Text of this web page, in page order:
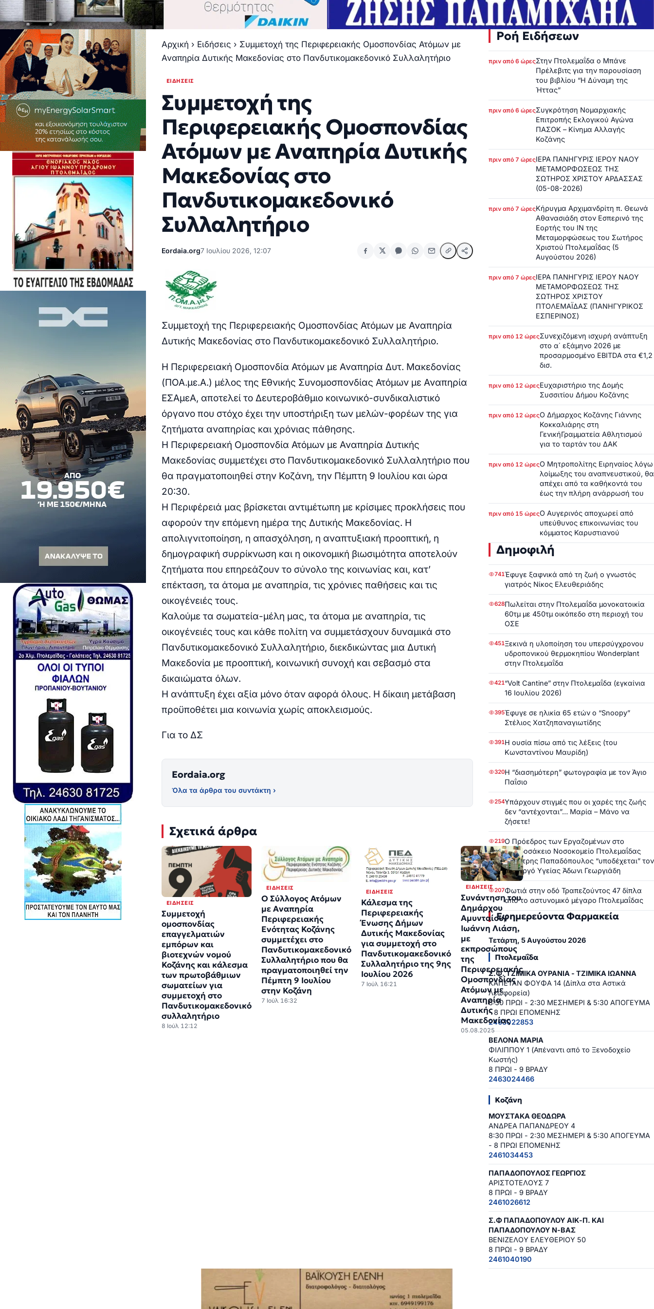
Αρχική › Ειδήσεις › Συμμετοχή της Περιφερειακής Ομοσπονδίας Ατόμων με
Αναπηρία Δυτικής Μακεδονίας στο Πανδυτικομακεδονικό Συλλαλητήριο
ΕΙΔΉΣΕΙΣ
Συμμετοχή της
Περιφερειακής Ομοσπονδίας
Ατόμων με Αναπηρία Δυτικής
Μακεδονίας στο
Πανδυτικομακεδονικό
Συλλαλητήριο
Eordaia.org7 Ιουλίου 2026, 12:07
Συμμετοχή της Περιφερειακής Ομοσπονδίας Ατόμων με Αναπηρία
Δυτικής Μακεδονίας στο Πανδυτικομακεδονικό Συλλαλητήριο.
Η Περιφερειακή Ομοσπονδία Ατόμων με Αναπηρία Δυτ. Μακεδονίας
(ΠΟΑ.με.Α.) μέλος της Εθνικής Συνομοσπονδίας Ατόμων με Αναπηρία
ΕΣΑμεΑ, αποτελεί το Δευτεροβάθμιο κοινωνικό-συνδικαλιστικό
όργανο που στόχο έχει την υποστήριξη των μελών-φορέων της για
ζητήματα αναπηρίας και χρόνιας πάθησης.
Η Περιφερειακή Ομοσπονδία Ατόμων με Αναπηρία Δυτικής
Μακεδονίας συμμετέχει στο Πανδυτικομακεδονικό Συλλαλητήριο που
θα πραγματοποιηθεί στην Κοζάνη, την Πέμπτη 9 Ιουλίου και ώρα
20:30.
Η Περιφέρειά μας βρίσκεται αντιμέτωπη με κρίσιμες προκλήσεις που
αφορούν την επόμενη ημέρα της Δυτικής Μακεδονίας. Η
απολιγνιτοποίηση, η απασχόληση, η αναπτυξιακή προοπτική, η
δημογραφική συρρίκνωση και η οικονομική βιωσιμότητα αποτελούν
ζητήματα που επηρεάζουν το σύνολο της κοινωνίας και, κατ’
επέκταση, τα άτομα με αναπηρία, τις χρόνιες παθήσεις και τις
οικογένειές τους.
Καλούμε τα σωματεία-μέλη μας, τα άτομα με αναπηρία, τις
οικογένειές τους και κάθε πολίτη να συμμετάσχουν δυναμικά στο
Πανδυτικομακεδονικό Συλλαλητήριο, διεκδικώντας μια Δυτική
Μακεδονία με προοπτική, κοινωνική συνοχή και σεβασμό στα
δικαιώματα όλων.
Η ανάπτυξη έχει αξία μόνο όταν αφορά όλους. Η δίκαιη μετάβαση
προϋποθέτει μια κοινωνία χωρίς αποκλεισμούς.
Για το ΔΣ
Eordaia.org
Όλα τα άρθρα του συντάκτη ›
Σχετικά άρθρα
ΕΙΔΉΣΕΙΣ
Συμμετοχή
ομοσπονδίας
επαγγελματιών
εμπόρων και
βιοτεχνών νομού
Κοζάνης και κάλεσμα
των πρωτοβάθμιων
σωματείων για
συμμετοχή στο
Πανδυτικομακεδονικό
συλλαλητήριο
8 Ιούλ 12:12
ΕΙΔΉΣΕΙΣ
Ο Σύλλογος Ατόμων
με Αναπηρία
Περιφερειακής
Ενότητας Κοζάνης
συμμετέχει στο
Πανδυτικομακεδονικό
Συλλαλητήριο που θα
πραγματοποιηθεί την
Πέμπτη 9 Ιουλίου
στην Κοζάνη
7 Ιούλ 16:32
ΕΙΔΉΣΕΙΣ
Κάλεσμα της
Περιφερειακής
Ένωσης Δήμων
Δυτικής Μακεδονίας
για συμμετοχή στο
Πανδυτικομακεδονικό
Συλλαλητήριο της 9ης
Ιουλίου 2026
7 Ιούλ 16:21
ΕΙΔΉΣΕΙΣ
Συνάντηση του
Δημάρχου
Αμυνταίου,
Ιωάννη Λιάση,
με
εκπροσώπους
της
Περιφερειακής
Ομοσπονδίας
Ατόμων με
Αναπηρία
Δυτικής
Μακεδονίας
05.08.2025
Ροή Ειδήσεων
πριν από 6 ώρεςΣτην Πτολεμαΐδα ο Μπάνε
Πρέλεβιτς για την παρουσίαση
του βιβλίου “Η Δύναμη της
Ήττας”
πριν από 6 ώρεςΣυγκρότηση Νομαρχιακής
Επιτροπής Εκλογικού Αγώνα
ΠΑΣΟΚ – Κίνημα Αλλαγής
Κοζάνης
πριν από 7 ώρεςΙΕΡΑ ΠΑΝΗΓΥΡΙΣ ΙΕΡΟΥ ΝΑΟΥ
ΜΕΤΑΜΟΡΦΩΣΕΩΣ ΤΗΣ
ΣΩΤΗΡΟΣ ΧΡΙΣΤΟΥ ΑΡΔΑΣΣΑΣ
(05-08-2026)
πριν από 7 ώρεςΚήρυγμα Αρχιμανδρίτη π. Θεωνά
Αθανασιάδη στον Εσπερινό της
Εορτής του ΙΝ της
Μεταμορφώσεως του Σωτήρος
Χριστού Πτολεμαΐδας (5
Αυγούστου 2026)
πριν από 7 ώρεςΙΕΡΑ ΠΑΝΗΓΥΡΙΣ ΙΕΡΟΥ ΝΑΟΥ
ΜΕΤΑΜΟΡΦΩΣΕΩΣ ΤΗΣ
ΣΩΤΗΡΟΣ ΧΡΙΣΤΟΥ
ΠΤΟΛΕΜΑΪΔΑΣ (ΠΑΝΗΓΥΡΙΚΟΣ
ΕΣΠΕΡΙΝΟΣ)
πριν από 12 ώρεςΣυνεχιζόμενη ισχυρή ανάπτυξη
στο α΄ εξάμηνο 2026 με
προσαρμοσμένο EBITDA στα €1,2
δισ.
πριν από 12 ώρεςΕυχαριστήριο της Δομής
Συσσιτίου Δήμου Κοζάνης
πριν από 12 ώρεςΟ Δήμαρχος Κοζάνης Γιάννης
Κοκκαλιάρης στη
ΓενικήΓραμματεία Αθλητισμού
για το ταρτάν του ΔΑΚ
πριν από 12 ώρεςΟ Μητροπολίτης Ειρηναίος λόγω
λοίμωξης του αναπνευστικού, θα
απέχει από τα καθήκοντά του
έως την πλήρη ανάρρωσή του
πριν από 15 ώρεςΟ Αυγερινός αποχωρεί από
υπεύθυνος επικοινωνίας του
κόμματος Καρυστιανού
Δημοφιλή
741Έφυγε ξαφνικά από τη ζωή ο γνωστός
γιατρός Νίκος Ελευθεριάδης
628Πωλείται στην Πτολεμαΐδα μονοκατοικία
60τμ με 450τμ οικόπεδο στη περιοχή του
ΟΣΕ
451Ξεκινά η υλοποίηση του υπερσύγχρονου
υδροπονικού θερμοκηπίου Wonderplant
στην Πτολεμαΐδα
421“Volt Cantine” στην Πτολεμαΐδα (εγκαίνια
16 Ιουλίου 2026)
395Έφυγε σε ηλικία 65 ετών ο “Snoopy”
Στέλιος Χατζηπαναγιωτίδης
391Η ουσία πίσω από τις λέξεις (του
Κωνσταντίνου Μαυρίδη)
320Η “διασημότερη” φωτογραφία με τον Άγιο
Παΐσιο
254Υπάρχουν στιγμές που οι χαρές της ζωής
δεν “αντέχονται”… Μαρία – Μάνο να
ζήσετε!
219Ο Πρόεδρος των Εργαζομένων στο
Μποδοσάκειο Νοσοκομείο Πτολεμαΐδας
Δημήτρης Παπαδόπουλος “υποδέχεται” τον
Υπουργό Υγείας Άδωνι Γεωργιάδη
207Φωτιά στην οδό Τραπεζούντος 47 δίπλα
από το αστυνομικό μέγαρο Πτολεμαΐδας
Εφημερεύοντα Φαρμακεία
Τετάρτη, 5 Αυγούστου 2026
Πτολεμαΐδα
Σ.Φ. ΤΖΙΜΙΚΑ ΟΥΡΑΝΙΑ - ΤΖΙΜΙΚΑ ΙΩΑΝΝΑ
ΚΑΠΕΤΑΝ ΦΟΥΦΑ 14 (Δίπλα στα Αστικά
Λεωφορεία)
8:30 ΠΡΩΙ - 2:30 ΜΕΣΗΜΕΡΙ & 5:30 ΑΠΟΓΕΥΜΑ
- 8 ΠΡΩΙ ΕΠΟΜΕΝΗΣ
2463022853
ΒΕΛΟΝΑ ΜΑΡΙΑ
ΦΙΛΙΠΠΟΥ 1 (Απέναντι από το Ξενοδοχείο
Κωστής)
8 ΠΡΩΙ - 9 ΒΡΑΔΥ
2463024466
Κοζάνη
ΜΟΥΣΤΑΚΑ ΘΕΟΔΩΡΑ
ΑΝΔΡΕΑ ΠΑΠΑΝΔΡΕΟΥ 4
8:30 ΠΡΩΙ - 2:30 ΜΕΣΗΜΕΡΙ & 5:30 ΑΠΟΓΕΥΜΑ
- 8 ΠΡΩΙ ΕΠΟΜΕΝΗΣ
2461034453
ΠΑΠΑΔΟΠΟΥΛΟΣ ΓΕΩΡΓΙΟΣ
ΑΡΙΣΤΟΤΕΛΟΥΣ 7
8 ΠΡΩΙ - 9 ΒΡΑΔΥ
2461026612
Σ.Φ ΠΑΠΑΔΟΠΟΥΛΟΥ ΑΙΚ-Π. ΚΑΙ
ΠΑΠΑΔΟΠΟΥΛΟΥ Ν-ΒΑΣ
ΒΕΝΙΖΕΛΟΥ ΕΛΕΥΘΕΡΙΟΥ 50
8 ΠΡΩΙ - 9 ΒΡΑΔΥ
2461040190